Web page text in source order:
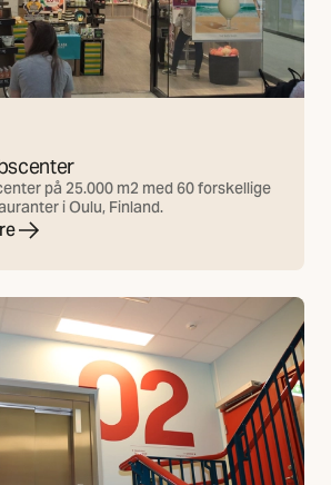
på 25.000 m2 med 60 forskellige
i Oulu, Finland.